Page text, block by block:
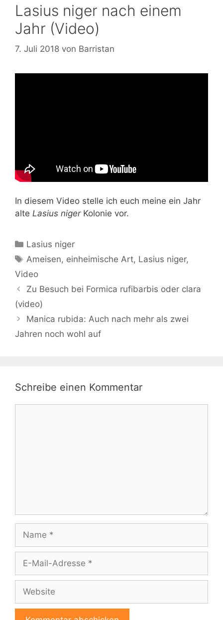
Lasius niger nach einem
Jahr (Video)
7. Juli 2018 von Barristan
In diesem Video stelle ich euch meine ein Jahr
alte Lasius nigerKolonie vor.
Kategorien
Lasius niger
Schlagwörter
Ameisen, einheimische Art, Lasius niger,
Video
Zu Besuch bei Formica rufibarbis oder clara
(video)
Manica rubida: Auch nach mehr als zwei
Jahren noch wohl auf
Schreibe einen Kommentar
Mail-
Adresse